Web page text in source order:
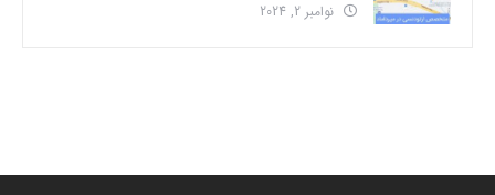
نوامبر 2, 2024